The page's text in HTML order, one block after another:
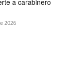
a carabinero
2026